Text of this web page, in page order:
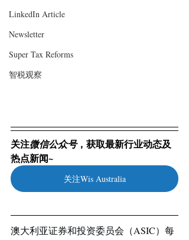
LinkedIn Article
Newsletter
Super Tax Reforms
智税观察
关注微信公众号，获取最新行业动态及
热点新闻~
关注Wis Australia
澳大利亚证券和投资委员会（ASIC）每